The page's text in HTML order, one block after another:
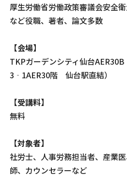
厚生労働省労働政策審議会安全
など役職、著者、論文多数
【会場】
TKPガーデンシティ仙台
3‐1AER30階 仙台駅直結）
【受講料】
無料
【対象者】
社労士、人事労務担当者、産業
師、カウンセラーなど